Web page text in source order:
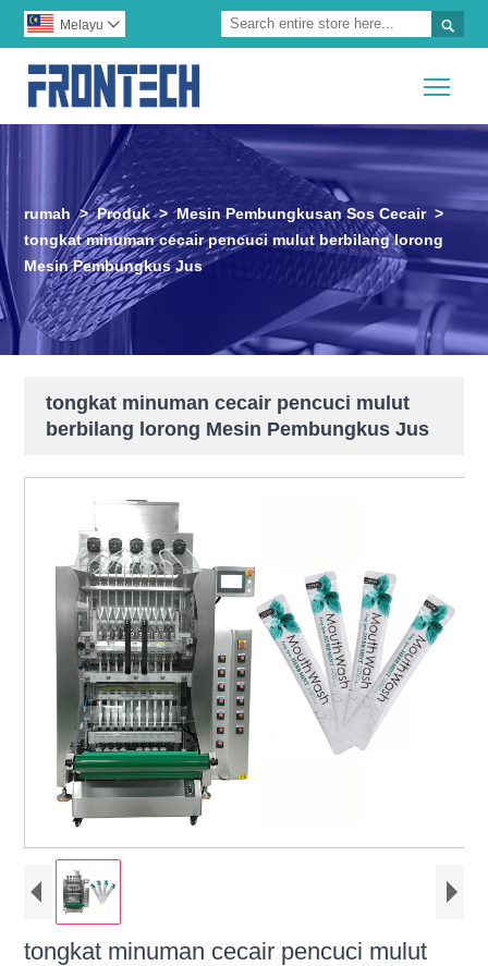

Melayu 
rumah > Produk > Mesin Pembungkusan Sos Cecair >
tongkat minuman cecair pencuci mulut berbilang lorong
Mesin Pembungkus Jus
tongkat minuman cecair pencuci mulut
berbilang lorong Mesin Pembungkus Jus
tongkat minuman cecair pencuci mulut